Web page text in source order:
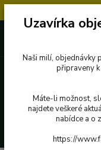
727 862 655, 737
Uzavírka
Naši milí, objednávky
připraveny
Máte-li možnost,
najdete veškeré
nabídce a o
https://